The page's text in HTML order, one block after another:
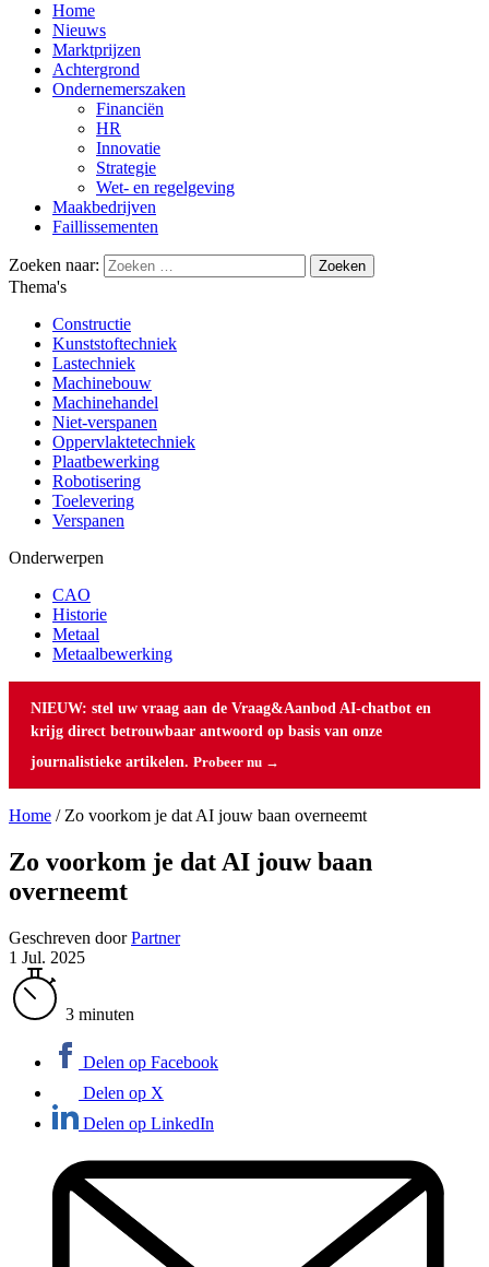
Home
Nieuws
Marktprijzen
Achtergrond
Ondernemerszaken
Financiën
HR
Innovatie
Strategie
Wet- en regelgeving
Maakbedrijven
Faillissementen
Zoeken naar:
Thema's
Constructie
Kunststoftechniek
Lastechniek
Machinebouw
Machinehandel
Niet-verspanen
Oppervlaktetechniek
Plaatbewerking
Robotisering
Toelevering
Verspanen
Onderwerpen
CAO
Historie
Metaal
Metaalbewerking
NIEUW: stel uw vraag aan de Vraag&Aanbod AI-chatbot en
krijg direct betrouwbaar antwoord op basis van onze
journalistieke artikelen. Probeer nu →
Home / Zo voorkom je dat AI jouw baan overneemt
Zo voorkom je dat AI jouw baan
overneemt
Geschreven doorPartner
1 Jul. 2025
3 minuten
Delen op Facebook
Delen op X
Delen op LinkedIn